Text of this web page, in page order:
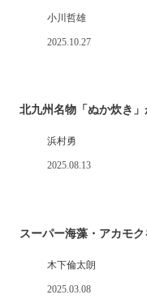
小川哲雄
2025.10.27
北九州名物「ぬか炊き
浜村勇
2025.08.13
スーパー海藻・アカモ
木下倫太朗
2025.03.08